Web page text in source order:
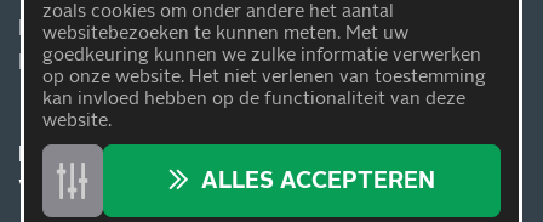
KvK: 57056242
BTW-nummer:
Heb je een klacht?
Vul hier het klachtenformulier in
zoals cookies om onder andere het aantal
websitebezoeken te kunnen meten. Met uw
goedkeuring kunnen we zulke informatie verwerken
op onze website. Het niet verlenen van toestemming
kan invloed hebben op de functionaliteit van deze
website.
ALLES ACCEPTEREN